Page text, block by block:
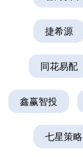
捷希源
同花易配
鑫赢智投
七星策略